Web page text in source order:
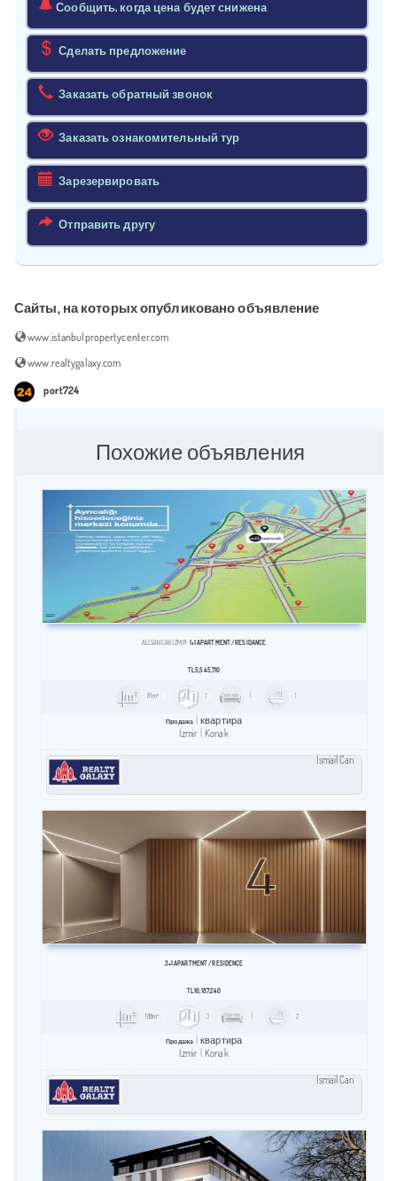
Сообщить, когда цена будет снижена
Сделать предложение
Заказать обратный звонок
Заказать ознакомительный тур
Зарезервировать
Отправить другу
Сайты, на которых опубликовано объявление
www.istanbulpropertycenter.com
www.realtygalaxy.com
port724
Похожие объявления
ALLSANCAK İZMİR 1+1 APARTMENT / RESİDANCE
TL5,545,710
81m² 1 1 1
Продажа
квартира
Izmir Konak
İsmail Can
3+1 APARTMENT / RESİDENCE
TL 16,187,240
188m² 3 2
Продажа
квартира
Izmir
Konak
İsmail Can